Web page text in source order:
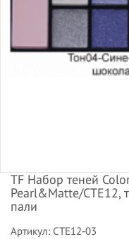
TF Набор теней
Pearl&Matte/СТЕ12,
пали
Артикул: CTE12-03